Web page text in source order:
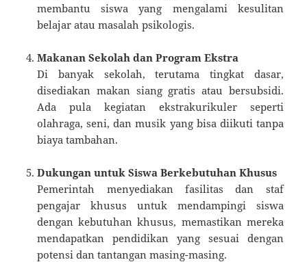
membantu siswa yang mengalami kesulitan
belajar atau masalah psikologis.
Makanan Sekolah dan Program Ekstra
Di banyak sekolah, terutama tingkat dasar,
disediakan makan siang gratis atau bersubsidi.
Ada pula kegiatan ekstrakurikuler seperti
olahraga, seni, dan musik yang bisa diikuti tanpa
biaya tambahan.
Dukungan untuk Siswa Berkebutuhan Khusus
Pemerintah menyediakan fasilitas dan staf
pengajar khusus untuk mendampingi siswa
dengan kebutuhan khusus, memastikan mereka
mendapatkan pendidikan yang sesuai dengan
potensi dan tantangan masing-masing.